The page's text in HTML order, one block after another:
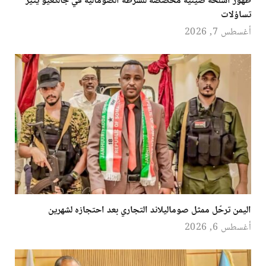
تساؤلات
أغسطس 7, 2026
اليمن ترحّل ممثل صوماليلاند التجاري بعد احتجازه لشهرين
أغسطس 6, 2026